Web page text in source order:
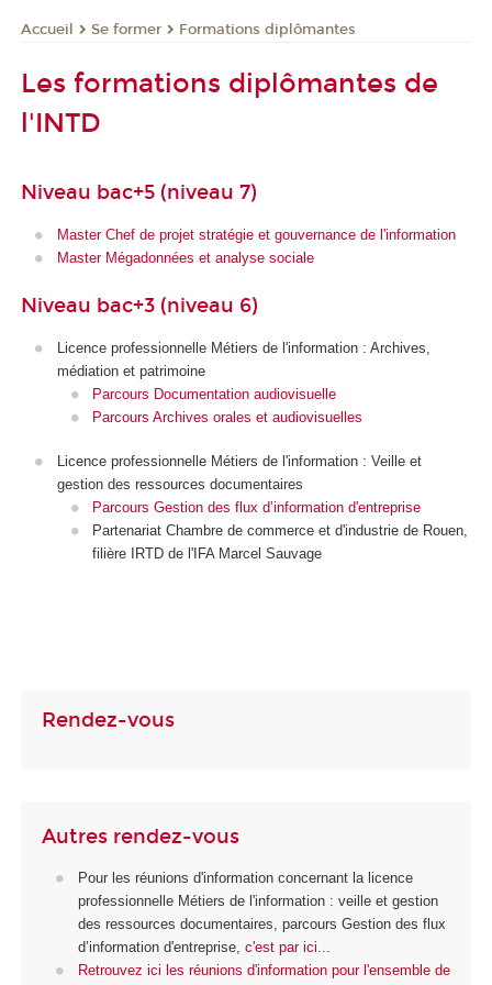
Accueil Se former Formations diplômantes
Les formations diplômantes de
l'INTD
Niveau bac+5 (niveau 7)
Master Chef de projet stratégie et gouvernance de l'information
Master Mégadonnées et analyse sociale
Niveau bac+3 (niveau 6)
Licence professionnelle Métiers de l'information : Archives,
médiation et patrimoine
Parcours Documentation audiovisuelle
Parcours Archives orales et audiovisuelles
Licence professionnelle Métiers de l'information : Veille et
gestion des ressources documentaires
Parcours Gestion des flux d’information d'entreprise
Partenariat Chambre de commerce et d'industrie de Rouen,
filière IRTD de l'IFA Marcel Sauvage
Rendez-vous
Autres rendez-vous
Pour les réunions d'information concernant la licence
professionnelle Métiers de l'information : veille et gestion
des ressources documentaires, parcours Gestion des flux
d’information d'entreprise, c'est par ici
Retrouvez ici les réunions d'information pour l'ensemble de